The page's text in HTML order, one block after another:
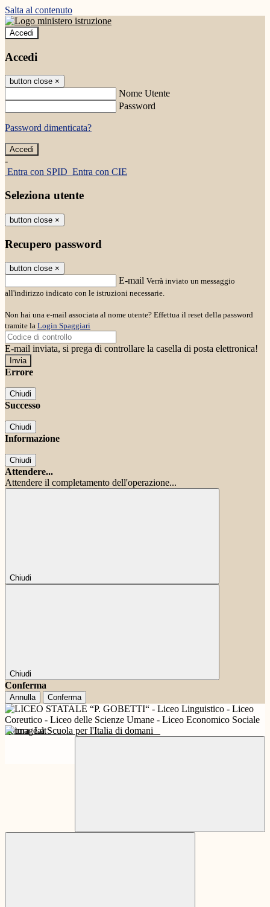
Salta al contenuto
Accedi
Accedi
button close ×
Nome Utente
Password
Password dimenticata?
-
Entra con SPID Entra con CIE
Seleziona utente
button close ×
Recupero password
button close ×
E-mail Verrà inviato un messaggio
all'indirizzo indicato con le istruzioni necessarie.
Non hai una e-mail associata al nome utente? Effettua il reset della password
tramite la Login Spaggiari
E-mail inviata, si prega di controllare la casella di posta elettronica!
Errore
Chiudi
Successo
Chiudi
Informazione
Chiudi
Attendere...
Attendere il completamento dell'operazione...
Chiudi
Chiudi
Conferma
Annulla Conferma
Futura La Scuola per l'Italia di domani